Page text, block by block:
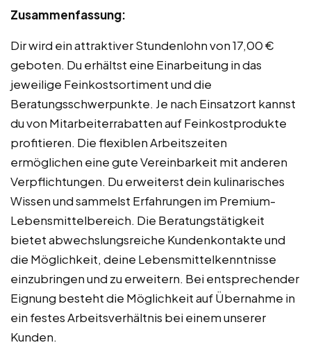
Zusammenfassung:
Dir wird ein attraktiver Stundenlohn von 17,00 €
geboten. Du erhältst eine Einarbeitung in das
jeweilige Feinkostsortiment und die
Beratungsschwerpunkte. Je nach Einsatzort kannst
du von Mitarbeiterrabatten auf Feinkostprodukte
profitieren. Die flexiblen Arbeitszeiten
ermöglichen eine gute Vereinbarkeit mit anderen
Verpflichtungen. Du erweiterst dein kulinarisches
Wissen und sammelst Erfahrungen im Premium-
Lebensmittelbereich. Die Beratungstätigkeit
bietet abwechslungsreiche Kundenkontakte und
die Möglichkeit, deine Lebensmittelkenntnisse
einzubringen und zu erweitern. Bei entsprechender
Eignung besteht die Möglichkeit auf Übernahme in
ein festes Arbeitsverhältnis bei einem unserer
Kunden.